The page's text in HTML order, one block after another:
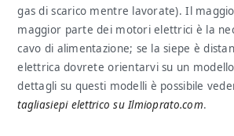
gas di scarico mentre lavorate). Il
maggior parte dei motori elettrici è la
cavo di alimentazione; se la siepe è
elettrica dovrete orientarvi su un
dettagli su questi modelli è possibile
tagliasiepi elettrico su Ilmioprato.com.